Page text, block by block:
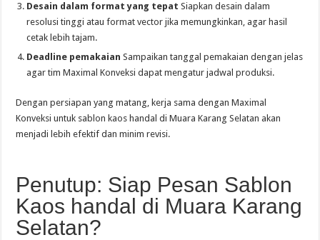
Desain dalam format yang tepat Siapkan desain dalam
resolusi tinggi atau format vector jika memungkinkan, agar hasil
cetak lebih tajam.
Deadline pemakaian Sampaikan tanggal pemakaian dengan jelas
agar tim Maximal Konveksi dapat mengatur jadwal produksi.
Dengan persiapan yang matang, kerja sama dengan Maximal
Konveksi untuk sablon kaos handal di Muara Karang Selatan akan
menjadi lebih efektif dan minim revisi.
Penutup: Siap Pesan Sablon
Kaos handal di Muara Karang
Selatan?